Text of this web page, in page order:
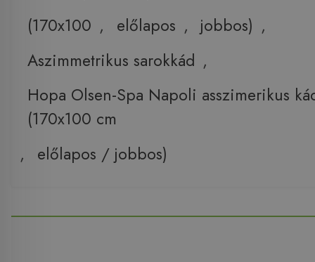
(170x100 , előlapos , jobbos) ,
Aszimmetrikus sarokkád ,
Hopa Olsen-Spa Napoli asszimerikus
(170x100 cm
,
előlapos / jobbos)